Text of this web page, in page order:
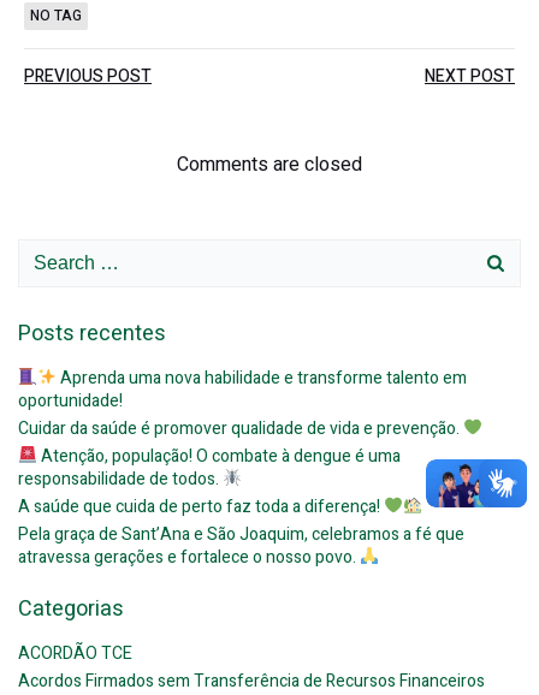
NO TAG
Post
navigation
PREVIOUS POST
navigation
NEXT POST
Comments are closed
Search
Posts recentes
Aprenda uma nova habilidade e transforme talento em
oportunidade!
Cuidar da saúde é promover qualidade de vida e prevenção.
Atenção, população! O combate à dengue é uma
responsabilidade de todos.
A saúde que cuida de perto faz toda a diferença!
Pela graça de Sant’Ana e São Joaquim, celebramos a fé que
atravessa gerações e fortalece o nosso povo.
Categorias
ACORDÃO TCE
Acordos Firmados sem Transferência de Recursos Financeiros